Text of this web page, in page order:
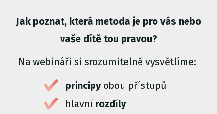
Jak poznat, která metoda je pro vás nebo
vaše dítě tou pravou?
Na webináři si srozumitelně vysvětlíme:
principyobou přístupů
hlavní rozdíly